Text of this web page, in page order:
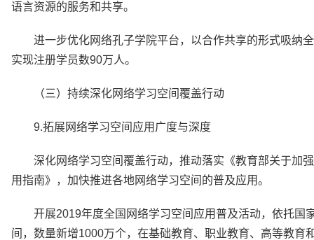
语言资源的服务和共享。
进一步优化网络孔子学院平台，以合作共享的形式吸纳
实现注册学员数90万人。
（三）持续深化网络学习空间覆盖行动
9.拓展网络学习空间应用广度与深度
深化网络学习空间覆盖行动，推动落实《教育部关于加
用指南》，加快推进各地网络学习空间的普及应用。
开展2019年度全国网络学习空间应用普及活动，依托国
间，数量新增1000万个，在基础教育、职业教育、高等教